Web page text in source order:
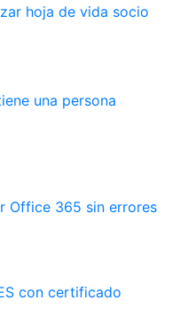
hoja de vida socio
una persona
Office 365 sin errores
con certificado